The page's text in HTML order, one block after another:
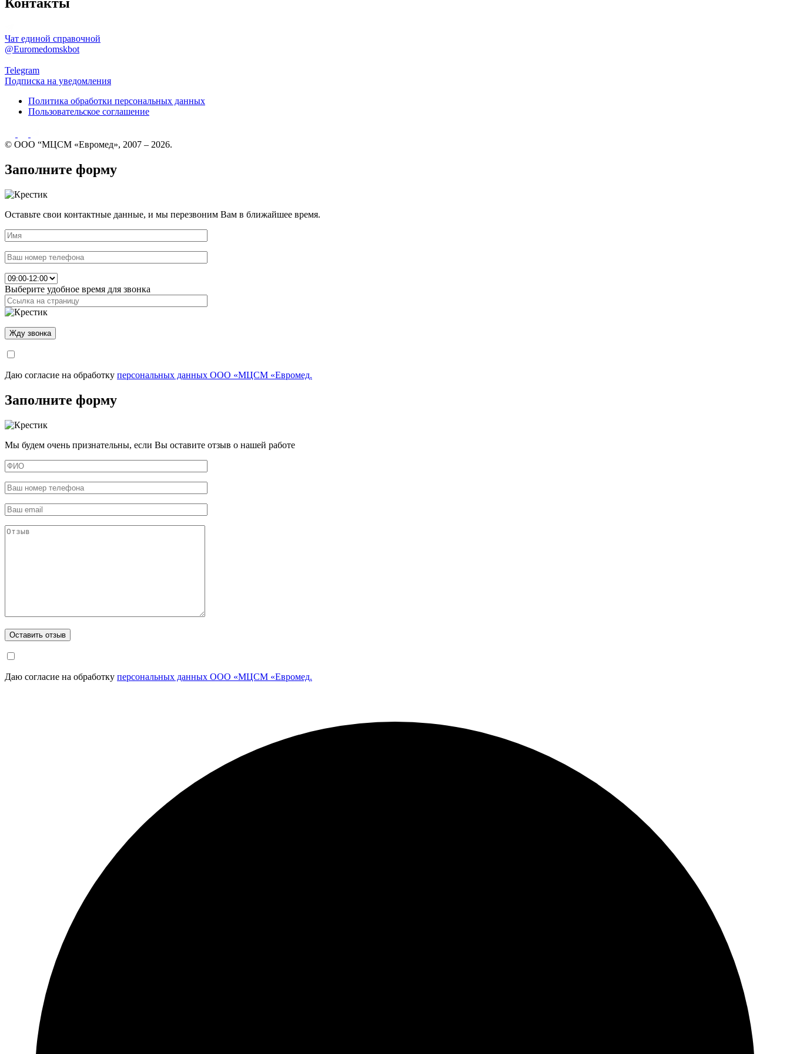
Чат единой справочной
@Euromedomskbot
Telegram
Подписка на уведомления
Политика обработки персональных данных
Пользовательское соглашение
© ООО “МЦСМ «Евромед», 2007 – 2026.
Заполните форму
Оставьте свои контактные данные, и мы перезвоним Вам в ближайшее время.
Выберите удобное время для звонка
Даю согласие на обработку персональных данных ООО «МЦСМ «Евромед.
Заполните форму
Мы будем очень признательны, если Вы оставите отзыв о нашей работе
Даю согласие на обработку персональных данных ООО «МЦСМ «Евромед.